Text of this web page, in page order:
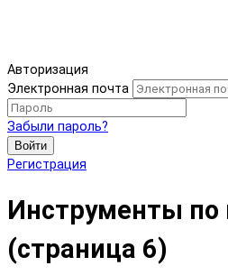
Авторизация
Электронная почта
Забыли пароль?
Войти
Регистрация
Инструменты по
(страница 6)